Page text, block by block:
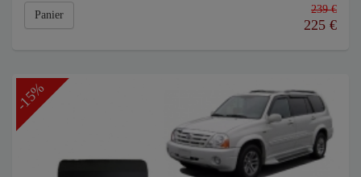
Panier 239 €
225 €
-15%